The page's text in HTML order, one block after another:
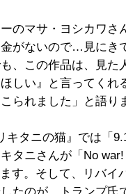
のマサ・ヨシカワさ
がないので…見にき
、この作品は、見た
しい』と言ってくれ
られました」と語り
タニの猫』では「
タニさんが「No
す。そして、リバイ